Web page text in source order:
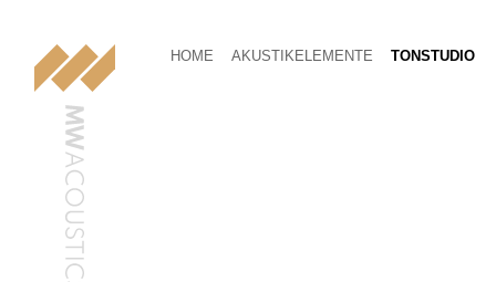
HOME AKUSTIKELEMENTE TONSTUDIO